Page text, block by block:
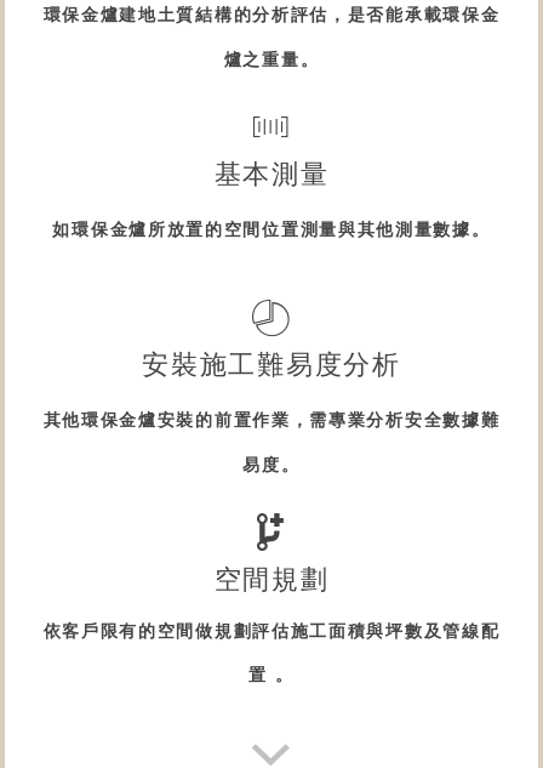
環保金爐建地土質結構的分析評估，是否能承載環保金
爐之重量。
基本測量
如環保金爐所放置的空間位置測量與其他測量數據。
安裝施工難易度分析
其他環保金爐安裝的前置作業，需專業分析安全數據難
易度。
空間規劃
依客戶限有的空間做規劃評估施工面積與坪數及管線配
置 。